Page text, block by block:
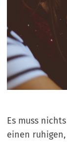
Es muss
einen